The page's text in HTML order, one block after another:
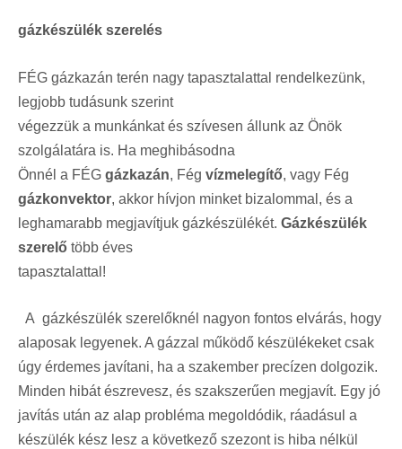
gázkészülék szerelés
FÉG gázkazán terén nagy tapasztalattal rendelkezünk,
legjobb tudásunk szerint
végezzük a munkánkat és szívesen állunk az Önök
szolgálatára is. Ha meghibásodna
Önnél a FÉG gázkazán, Fég vízmelegítő, vagy Fég
gázkonvektor, akkor hívjon minket bizalommal, és a
leghamarabb megjavítjuk gázkészülékét. Gázkészülék
szerelő több éves
tapasztalattal!
A gázkészülék szerelőknél nagyon fontos elvárás, hogy
alaposak legyenek. A gázzal működő készülékeket csak
úgy érdemes javítani, ha a szakember precízen dolgozik.
Minden hibát észrevesz, és szakszerűen megjavít. Egy jó
javítás után az alap probléma megoldódik, ráadásul a
készülék kész lesz a következő szezont is hiba nélkül